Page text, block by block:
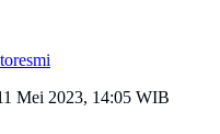
Mei 2023, 14:05 WIB